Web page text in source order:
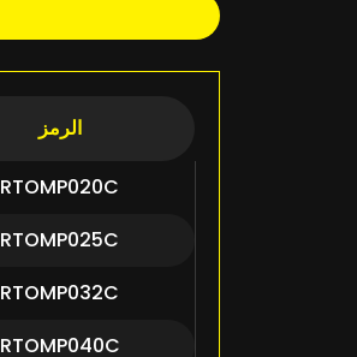
الرمز
RTOMP020C
RTOMP025C
RTOMP032C
RTOMP040C